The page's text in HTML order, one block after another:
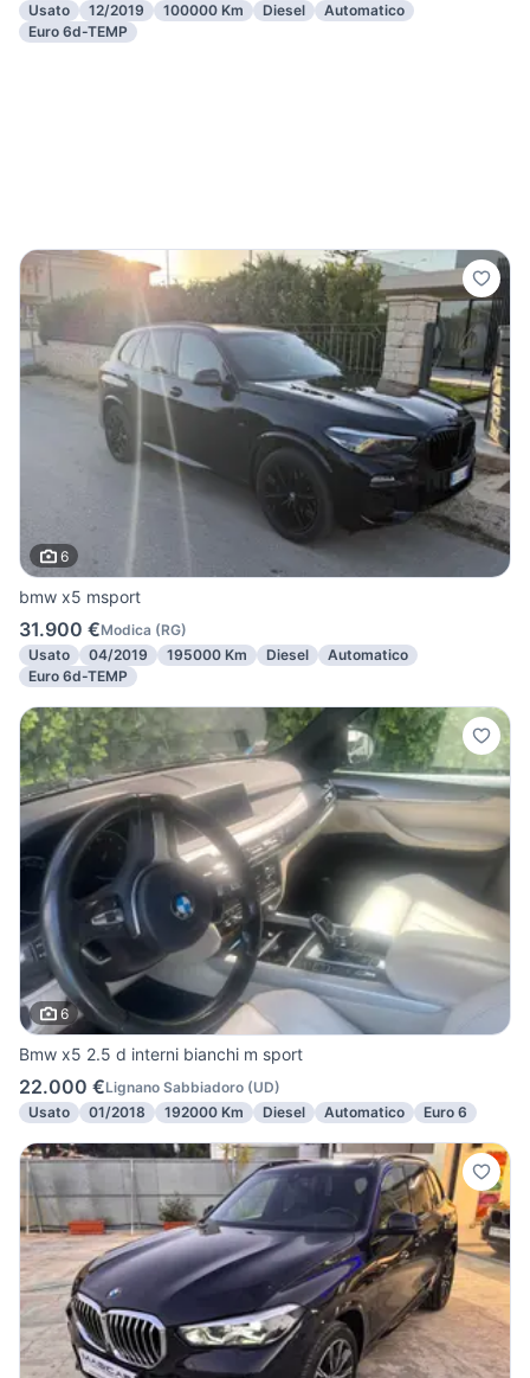
Usato
12/2019 100000 Km Diesel
Automatico
Euro 6d-TEMP
6
bmw x5 msport
31.900 €Modica (RG)
Usato
04/2019 195000 Km Diesel
Automatico
Euro 6d-TEMP
6
Bmw x5 2.5 d interni bianchi m sport
22.000 €Lignano Sabbiadoro (UD)
Usato
01/2018 192000 Km Diesel Automatico Euro 6